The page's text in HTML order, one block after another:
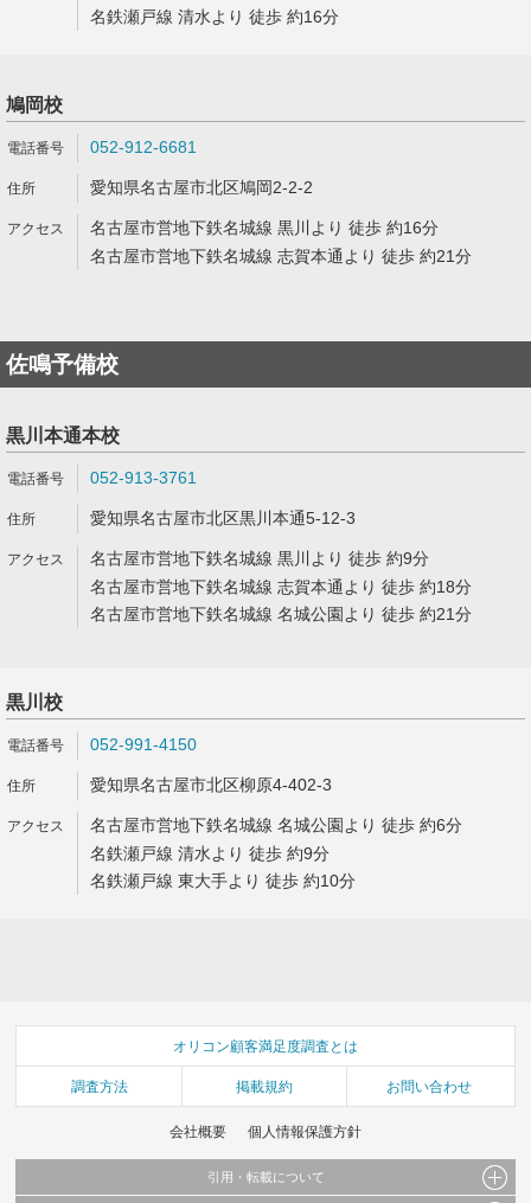
名鉄瀬戸線 清水より 徒歩 約16分
鳩岡校
052-912-6681
愛知県名古屋市北区鳩岡2-2-2
名古屋市営地下鉄名城線 黒川より 徒歩 約16分
名古屋市営地下鉄名城線 志賀本通より 徒歩 約21分
佐鳴予備校
黒川本通本校
052-913-3761
愛知県名古屋市北区黒川本通5-12-3
名古屋市営地下鉄名城線 黒川より 徒歩 約9分
名古屋市営地下鉄名城線 志賀本通より 徒歩 約18分
名古屋市営地下鉄名城線 名城公園より 徒歩 約21分
黒川校
052-991-4150
愛知県名古屋市北区柳原4-402-3
名古屋市営地下鉄名城線 名城公園より 徒歩 約6分
名鉄瀬戸線 清水より 徒歩 約9分
名鉄瀬戸線 東大手より 徒歩 約10分
オリコン顧客満足度調査とは
調査方法 掲載規約 お問い合わせ
会社概要 個人情報保護方針
引用・転載について